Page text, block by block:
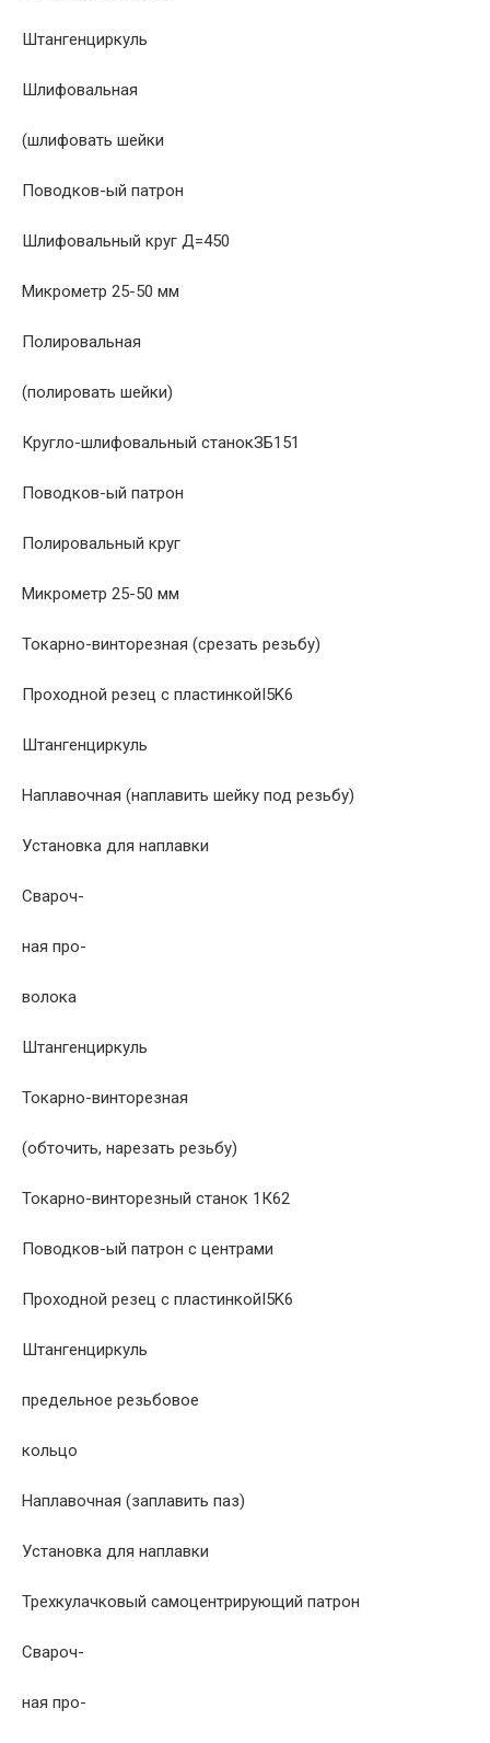
Штангенциркуль
Шлифовальная
(шлифовать шейки
Поводков-ый патрон
Шлифовальный круг Д=450
Микрометр 25-50 мм
Полировальная
(полировать шейки)
Кругло-шлифовальный станокЗБ151
Поводков-ый патрон
Полировальный круг
Микрометр 25-50 мм
Токарно-винторезная (срезать резьбу)
Проходной резец с пластинкойI5K6
Штангенциркуль
Наплавочная (наплавить шейку под резьбу)
Установка для наплавки
Свароч-
ная про-
волока
Штангенциркуль
Токарно-винторезная
(обточить, нарезать резьбу)
Токарно-винторезный станок 1К62
Поводков-ый патрон с центрами
Проходной резец с пластинкойI5K6
Штангенциркуль
предельное резьбовое
кольцо
Наплавочная (заплавить паз)
Установка для наплавки
Трехкулачковый самоцентрирующий патрон
Свароч-
ная про-